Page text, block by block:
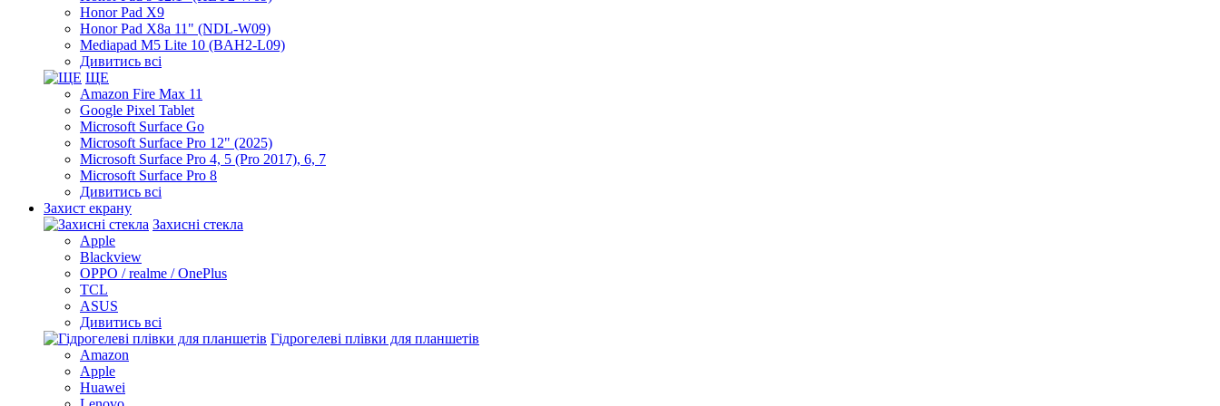
Honor Pad X9
Honor Pad X8a 11" (NDL-W09)
Mediapad M5 Lite 10 (BAH2-L09)
Дивитись всі
ЩЕ
Amazon Fire Max 11
Google Pixel Tablet
Microsoft Surface Go
Microsoft Surface Pro 12" (2025)
Microsoft Surface Pro 4, 5 (Pro 2017), 6, 7
Microsoft Surface Pro 8
Дивитись всі
Захист екрану
Захисні стекла
Apple
Blackview
OPPO / realme / OnePlus
TCL
ASUS
Дивитись всі
Гідрогелеві плівки для планшетів
Amazon
Apple
Huawei